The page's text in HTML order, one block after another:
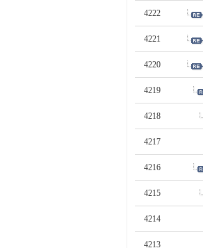
어
플
코
리
아
건
강
돔
클
O
L
4222
4221
4220
4219
4218
4217
4216
4215
4214
4213